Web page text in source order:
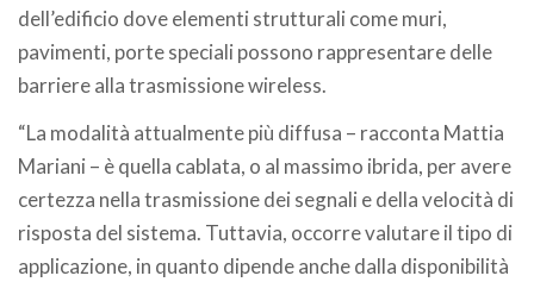
dell’edificio dove elementi strutturali come muri,
pavimenti, porte speciali possono rappresentare delle
barriere alla trasmissione wireless.
“La modalità attualmente più diffusa – racconta Mattia
Mariani – è quella cablata, o al massimo ibrida, per avere
certezza nella trasmissione dei segnali e della velocità di
risposta del sistema. Tuttavia, occorre valutare il tipo di
applicazione, in quanto dipende anche dalla disponibilità